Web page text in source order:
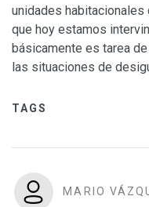
unidades habitacionales
que hoy estamos
básicamente es tarea
las situaciones de
TAGS
MARIO